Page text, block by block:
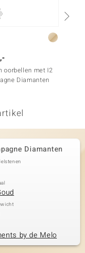
oorbellen met I2
Diamanten
Diamanten
by de Melo